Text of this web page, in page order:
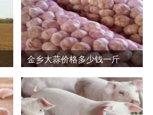
金乡大蒜价格多少钱一斤